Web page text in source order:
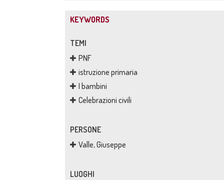
KEYWORDS
TEMI
PNF
istruzione primaria
I bambini
Celebrazioni civili
PERSONE
Valle, Giuseppe
LUOGHI